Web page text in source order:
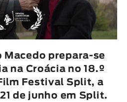
O Dia Mais Curto
Loja
Macedo prepara-se
na Croácia no 18.º
Festival Split, a
de junho em Split.